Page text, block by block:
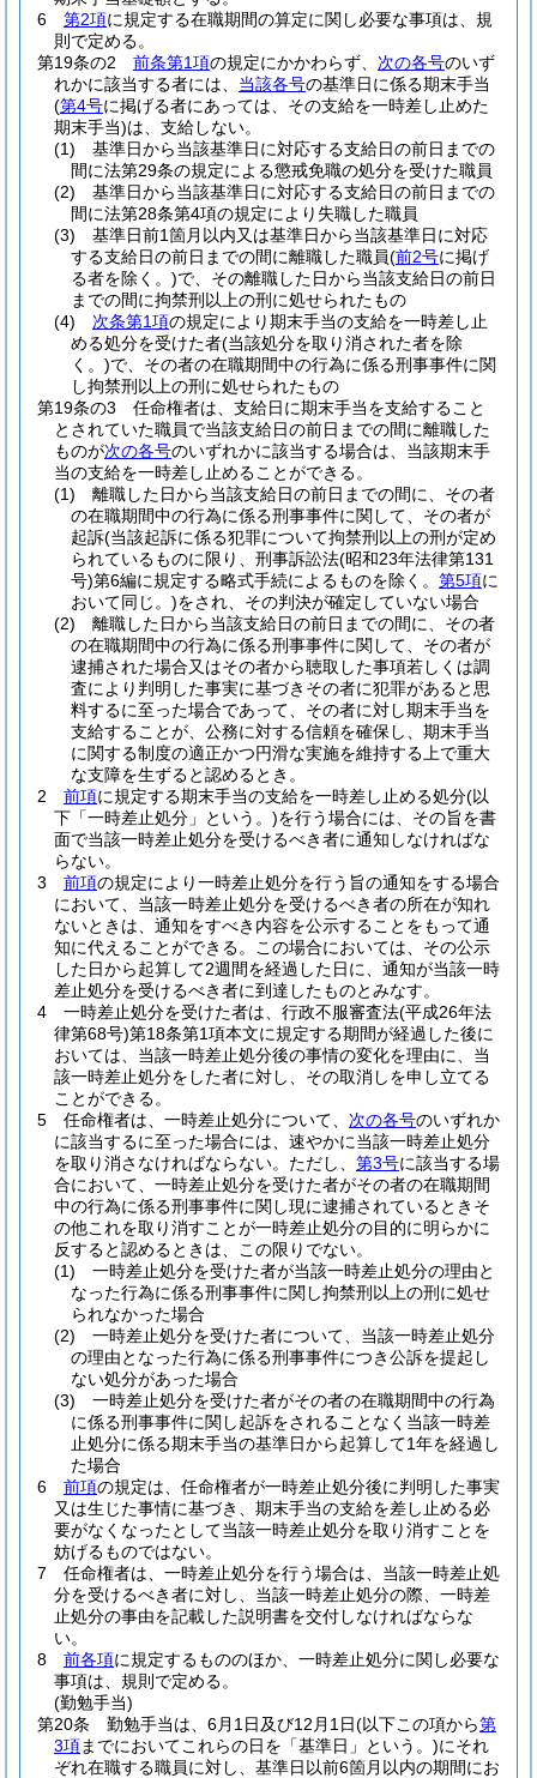
6
第2項に規定する在職期間の算定に関し必要な事項は、規
則で定める。
第19条の2
前条第1項の規定にかかわらず、 次の各号のいず
れかに該当する者には、 当該各号の基準日に係る期末手当
(第4号に掲げる者にあっては、その支給を一時差し止めた
期末手当)は、支給しない。
(1)
基準日から当該基準日に対応する支給日の前日までの
間に法第29条の規定による懲戒免職の処分を受けた職員
(2)
基準日から当該基準日に対応する支給日の前日までの
間に法第28条第4項の規定により失職した職員
(3)
基準日前1箇月以内又は基準日から当該基準日に対応
する支給日の前日までの間に離職した職員(前2号に掲げ
る者を除く。)で、その離職した日から当該支給日の前日
までの間に拘禁刑以上の刑に処せられたもの
(4)
次条第1項の規定により期末手当の支給を一時差し止
める処分を受けた者(当該処分を取り消された者を除
く。)で、その者の在職期間中の行為に係る刑事事件に関
し拘禁刑以上の刑に処せられたもの
第19条の3
任命権者は、支給日に期末手当を支給すること
とされていた職員で当該支給日の前日までの間に離職した
ものが次の各号のいずれかに該当する場合は、当該期末手
当の支給を一時差し止めることができる。
(1)
離職した日から当該支給日の前日までの間に、その者
の在職期間中の行為に係る刑事事件に関して、その者が
起訴(当該起訴に係る犯罪について拘禁刑以上の刑が定め
られているものに限り、刑事訴訟法(昭和23年法律第131
号)第6編に規定する略式手続によるものを除く。 第5項に
おいて同じ。)をされ、その判決が確定していない場合
(2)
離職した日から当該支給日の前日までの間に、その者
の在職期間中の行為に係る刑事事件に関して、その者が
逮捕された場合又はその者から聴取した事項若しくは調
査により判明した事実に基づきその者に犯罪があると思
料するに至った場合であって、その者に対し期末手当を
支給することが、公務に対する信頼を確保し、期末手当
に関する制度の適正かつ円滑な実施を維持する上で重大
な支障を生ずると認めるとき。
2
前項に規定する期末手当の支給を一時差し止める処分(以
下「一時差止処分」という。)を行う場合には、その旨を書
面で当該一時差止処分を受けるべき者に通知しなければな
らない。
3
前項の規定により一時差止処分を行う旨の通知をする場合
において、当該一時差止処分を受けるべき者の所在が知れ
ないときは、通知をすべき内容を公示することをもって通
知に代えることができる。
この場合においては、その公示
した日から起算して2週間を経過した日に、通知が当該一時
差止処分を受けるべき者に到達したものとみなす。
4
一時差止処分を受けた者は、行政不服審査法(平成26年法
律第68号)第18条第1項本文に規定する期間が経過した後に
おいては、当該一時差止処分後の事情の変化を理由に、当
該一時差止処分をした者に対し、その取消しを申し立てる
ことができる。
5
任命権者は、一時差止処分について、 次の各号のいずれか
に該当するに至った場合には、速やかに当該一時差止処分
を取り消さなければならない。 ただし、 第3号に該当する場
合において、一時差止処分を受けた者がその者の在職期間
中の行為に係る刑事事件に関し現に逮捕されているときそ
の他これを取り消すことが一時差止処分の目的に明らかに
反すると認めるときは、この限りでない。
(1)
一時差止処分を受けた者が当該一時差止処分の理由と
なった行為に係る刑事事件に関し拘禁刑以上の刑に処せ
られなかった場合
(2)
一時差止処分を受けた者について、当該一時差止処分
の理由となった行為に係る刑事事件につき公訴を提起し
ない処分があった場合
(3)
一時差止処分を受けた者がその者の在職期間中の行為
に係る刑事事件に関し起訴をされることなく当該一時差
止処分に係る期末手当の基準日から起算して1年を経過し
た場合
6
前項の規定は、任命権者が一時差止処分後に判明した事実
又は生じた事情に基づき、期末手当の支給を差し止める必
要がなくなったとして当該一時差止処分を取り消すことを
妨げるものではない。
7
任命権者は、一時差止処分を行う場合は、当該一時差止処
分を受けるべき者に対し、当該一時差止処分の際、一時差
止処分の事由を記載した説明書を交付しなければならな
い。
8
前各項に規定するもののほか、一時差止処分に関し必要な
事項は、規則で定める。
(勤勉手当)
第20条
勤勉手当は、6月1日及び12月1日(以下この項から第
3項までにおいてこれらの日を「基準日」という。)にそれ
ぞれ在職する職員に対し、基準日以前6箇月以内の期間にお